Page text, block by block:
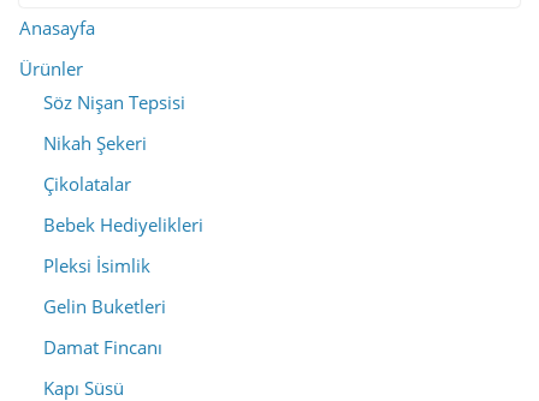
Anasayfa
Ürünler
Söz Nişan Tepsisi
Nikah Şekeri
Çikolatalar
Bebek Hediyelikleri
Pleksi İsimlik
Gelin Buketleri
Damat Fincanı
Kapı Süsü